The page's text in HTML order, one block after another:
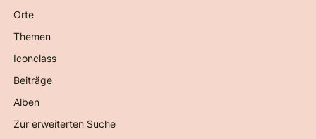
Orte
Themen
Iconclass
Beiträge
Alben
Zur erweiterten Suche